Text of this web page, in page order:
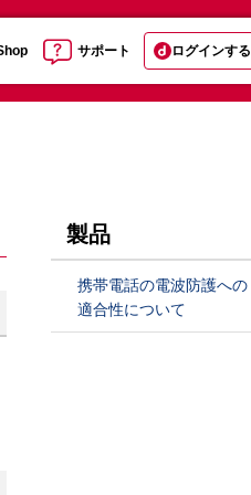
サポート ログインする
製品
携帯電話の電波防護への
適合性について